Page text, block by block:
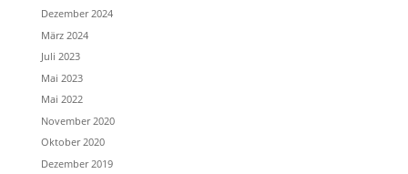
Dezember 2024
März 2024
Juli 2023
Mai 2023
Mai 2022
November 2020
Oktober 2020
Dezember 2019